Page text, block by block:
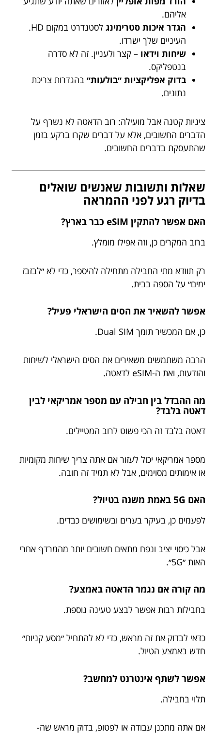
אליהם.
הגדר איכות סטרימינג
לסטנדרט במקום HD.
העיניים שלך ישרדו.
שיחות וידאו – קצר ולעניין. זה לא סדרה
בנטפליקס.
בדוק אפליקציות ״בולעות״ בהגדרות צריכת
נתונים.
ציניות קטנה אבל מועילה: רוב הדאטה לא נשרף על
הדברים החשובים, אלא על דברים שקרו ברקע בזמן
שהתעסקת בדברים החשובים.
שאלות ותשובות שאנשים שואלים
בדיוק רגע לפני ההמראה
האם אפשר להתקין eSIM כבר בארץ?
ברוב המקרים כן, וזה אפילו מומלץ.
רק תוודא מתי החבילה מתחילה להיספר, כדי לא ״לבזבז
ימים״ על הספה בבית.
אפשר להשאיר את הסים הישראלי פעיל?
כן, אם המכשיר תומך Dual SIM.
הרבה משתמשים משאירים את הסים הישראלי לשיחות
והודעות, ואת ה-eSIM לדאטה.
מה ההבדל בין חבילה עם מספר אמריקאי לבין
דאטה בלבד?
דאטה בלבד זה הכי פשוט לרוב המטיילים.
מספר אמריקאי יכול לעזור אם אתה צריך שיחות מקומיות
או אימותים מסוימים, אבל לא תמיד זה חובה.
האם 5G באמת משנה בטיול?
לפעמים כן, בעיקר בערים ובשימושים כבדים.
אבל כיסוי יציב ונפח מתאים חשובים יותר מהמרדף אחרי
האות ״5G״.
מה קורה אם נגמר הדאטה באמצע?
בחבילות רבות אפשר לבצע טעינה נוספת.
כדאי לבדוק את זה מראש, כדי לא להתחיל ״מסע קניות״
חדש באמצע הטיול.
אפשר לשתף אינטרנט למחשב?
תלוי בחבילה.
אם אתה מתכנן עבודה או לפטופ, בדוק מראש שה-